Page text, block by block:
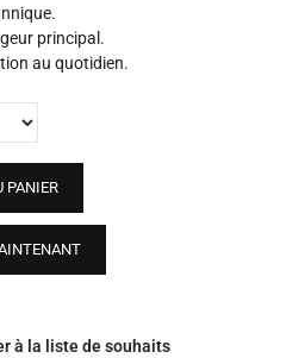
principal.
au quotidien.
PANIER
à la liste de souhaits